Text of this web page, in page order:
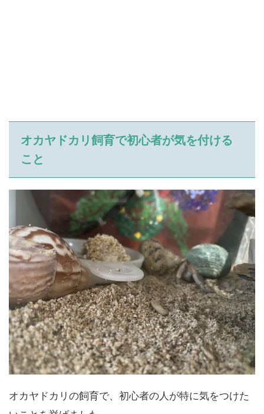
オカヤドカリ飼育で初心者が気を付ける
こと
オカヤドカリの飼育で、初心者の人が特に気をつけた